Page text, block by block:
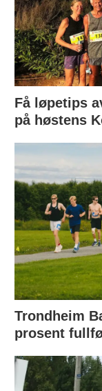
Få løpetips
på høstens
Trondheim
prosent